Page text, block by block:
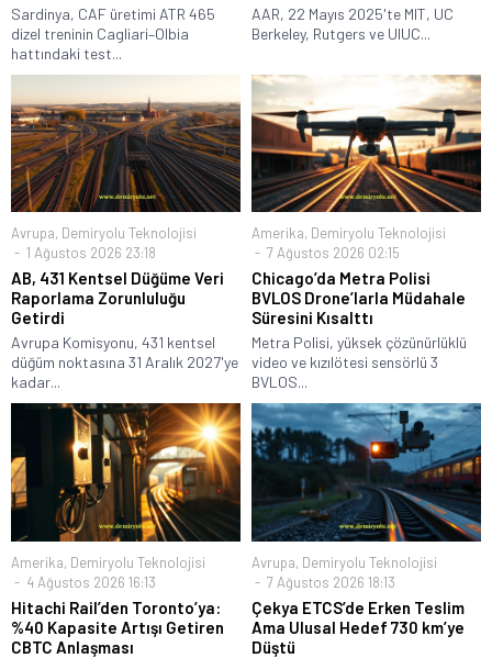
Sardinya, CAF üretimi ATR 465
dizel treninin Cagliari–Olbia
hattındaki test...
AAR, 22 Mayıs 2025'te MIT, UC
Berkeley, Rutgers ve UIUC...
Avrupa, Demiryolu Teknolojisi
1 Ağustos 2026 23:18
AB, 431 Kentsel Düğüme Veri
Raporlama Zorunluluğu
Getirdi
Avrupa Komisyonu, 431 kentsel
düğüm noktasına 31 Aralık 2027'ye
kadar...
Amerika, Demiryolu Teknolojisi
7 Ağustos 2026 02:15
Chicago’da Metra Polisi
BVLOS Drone’larla Müdahale
Süresini Kısalttı
Metra Polisi, yüksek çözünürlüklü
video ve kızılötesi sensörlü 3
BVLOS...
Amerika, Demiryolu Teknolojisi
4 Ağustos 2026 16:13
Hitachi Rail’den Toronto’ya:
%40 Kapasite Artışı Getiren
CBTC Anlaşması
Avrupa, Demiryolu Teknolojisi
7 Ağustos 2026 18:13
Çekya ETCS’de Erken Teslim
Ama Ulusal Hedef 730 km’ye
Düştü